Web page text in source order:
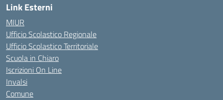
Link Esterni
MIUR
Ufficio Scolastico Regionale
Ufficio Scolastico Territoriale
Scuola in Chiaro
Iscrizioni On Line
Invalsi
Comune